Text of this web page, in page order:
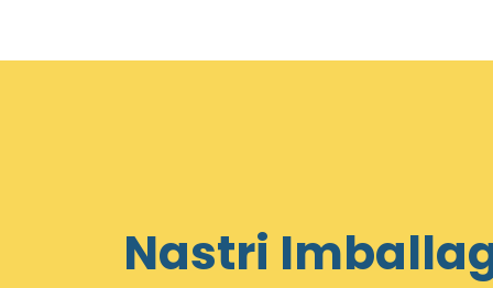
Nastri